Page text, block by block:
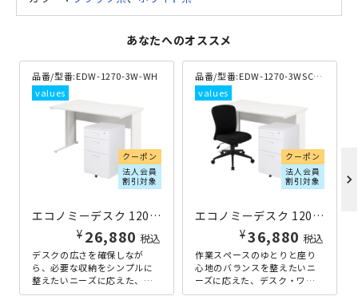
あなたへのオススメ
品番/型番:EDW-1270-3W-WH
クーポン
法人会員
割引対象
エコノミーデスク 1200 ワゴン付きセット ホワイト
¥ 26,880 税込
デスクの広さを確保しなが
ら、必要な収納をシンプルに
整えたいニーズに応えた、デ
スクとワゴンを組み合わせた2
品番/型番:EDW-1270-3WSC-WHBK
クーポン
法人会員
割引対象
エコノミーデスク 1200 スタンダードセット ホワイト
¥36,880 税込
作業スペースのゆとりと座り
心地のバランスを整えたいニ
ーズに応えた、デスク・ワゴ
ンに一番人気のファブリック
chevron_right